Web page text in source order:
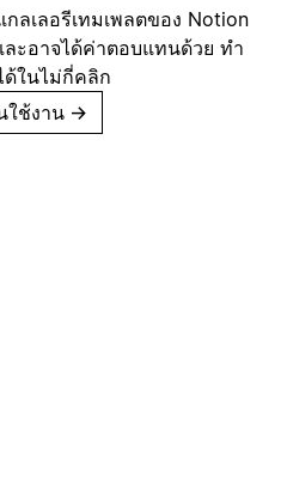
ลเลอรีเทมเพลตของ Notion
ะอาจได้ค่าตอบแทนด้วย ทำ
ด้ในไม่กี่คลิก
ใช้งาน →